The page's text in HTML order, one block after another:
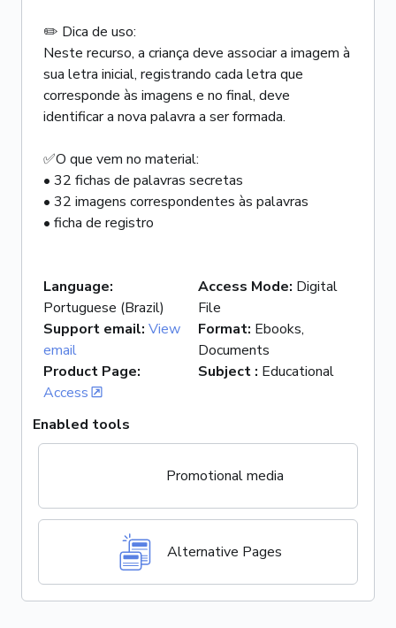
✏️ Dica de uso:
Neste recurso, a criança deve associar a imagem à
sua letra inicial, registrando cada letra que
corresponde às imagens e no final, deve
identificar a nova palavra a ser formada.
✅O que vem no material:
• 32 fichas de palavras secretas
• 32 imagens correspondentes às palavras
Language:
Portuguese (Brazil)
Support email: View
email
Product Page:
Access
Access Mode: Digital
File
Format: Ebooks,
Documents
Subject : Educational
Enabled tools
Promotional media
Alternative Pages